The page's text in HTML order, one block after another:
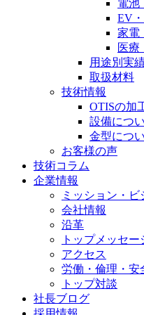
電池
EV
家電
医療
用途別実
取扱材料
技術情報
OTISの加
設備につ
金型につ
お客様の声
技術コラム
企業情報
ミッション・ビ
会社情報
沿革
トップメッセー
アクセス
労働・倫理・安
トップ対談
社長ブログ